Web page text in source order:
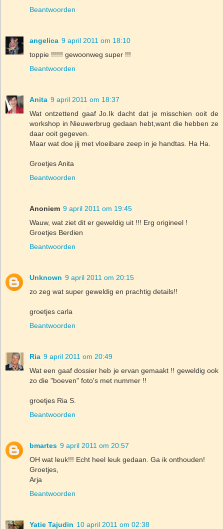
Beantwoorden
angelica 9 april 2011 om 18:10
toppie !!!!!! gewoonweg super !!!
Beantwoorden
Anita 9 april 2011 om 18:37
Wat ontzettend gaaf Jo.Ik dacht dat je misschien ooit de
workshop in Nieuwerbrug gedaan hebt,want die hebben ze
daar ooit gegeven.
Maar wat doe jij met vloeibare zeep in je handtas. Ha Ha.
Groetjes Anita
Beantwoorden
Anoniem 9 april 2011 om 19:45
Wauw, wat ziet dit er geweldig uit !!! Erg origineel !
Groetjes Berdien
Beantwoorden
Unknown 9 april 2011 om 20:15
zo zeg wat super geweldig en prachtig details!!
groetjes carla
Beantwoorden
Ria 9 april 2011 om 20:49
Wat een gaaf dossier heb je ervan gemaakt !! geweldig ook
zo die "boeven" foto's met nummer !!
groetjes Ria S.
Beantwoorden
bmartes 9 april 2011 om 20:57
OH wat leuk!!! Echt heel leuk gedaan. Ga ik onthouden!
Groetjes,
Arja
Beantwoorden
Yatie Tajudin 10 april 2011 om 02:38